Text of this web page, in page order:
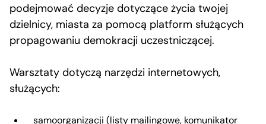
podejmować decyzje dotyczące życia twojej
dzielnicy, miasta za pomocą platform służących
propagowaniu demokracji uczestniczącej.
Warsztaty dotyczą narzędzi internetowych,
służących:
samoorganizacji (listy mailingowe, komunikator